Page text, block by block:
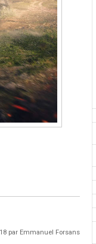
par Emmanuel Forsans